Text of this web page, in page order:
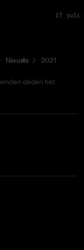
17 juli
Nieuws
2021
deden het